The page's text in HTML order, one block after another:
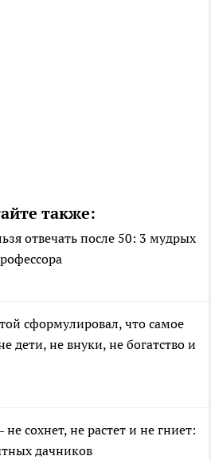
также:
отвечать после 50: 3 мудрых
сформулировал, что самое
дети, не внуки, не богатство и
сохнет, не растет и не гниет:
дачников